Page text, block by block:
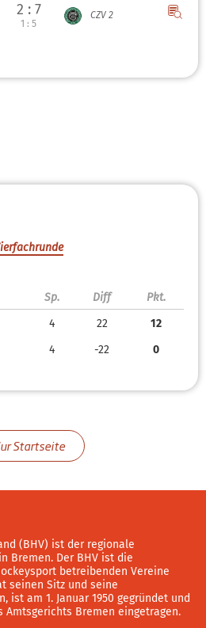
2 : 7
1 : 5
CZV 2
Sp. Diff
Pkt.
4 22
12
4 -22 0
Startseite
(BHV) ist der regionale
Bremen. Der BHV ist die
betreibenden Vereine
seinen Sitz und seine
ist am 1. Januar 1950 gegründet und
Amtsgerichts Bremen eingetragen.